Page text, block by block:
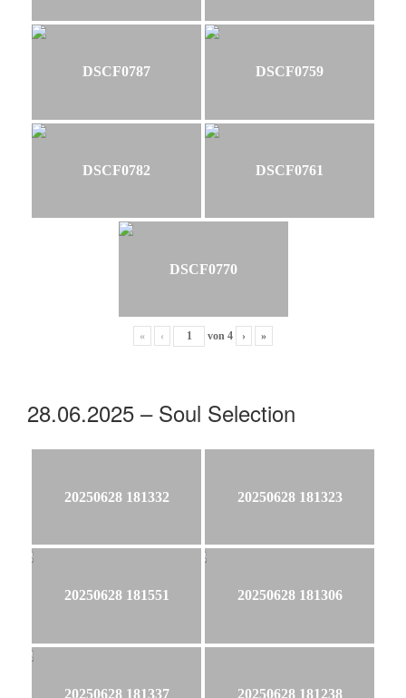
DSCF0787 DSCF0759
DSCF0782 DSCF0761
DSCF0770
« ‹ von 4 › »
28.06.2025 – Soul Selection
20250628 181332 20250628 181323
20250628 181551 20250628 181306
20250628 181337 20250628 181238